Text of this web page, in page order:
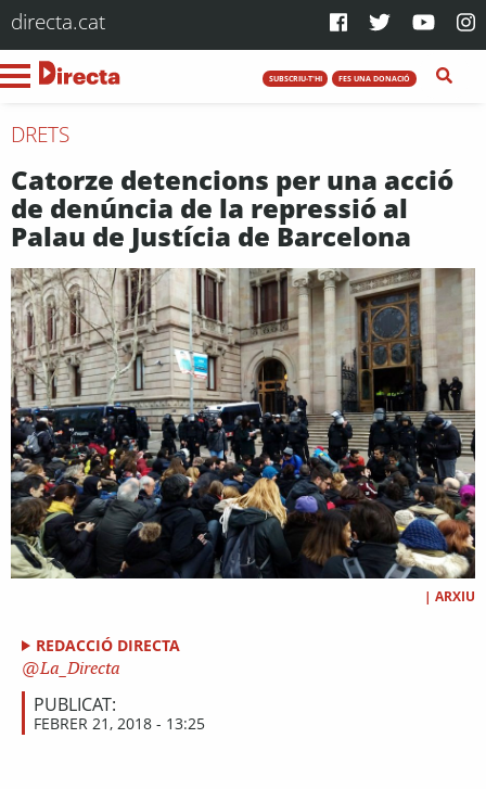
directa.cat
SUBSCRIU-T'HI FES UNA DONACIÓ
DRETS
Catorze detencions per una acció
de denúncia de la repressió al
Palau de Justícia de Barcelona
| ARXIU
REDACCIÓ DIRECTA
La_Directa
PUBLICAT:
FEBRER 21, 2018 - 13:25